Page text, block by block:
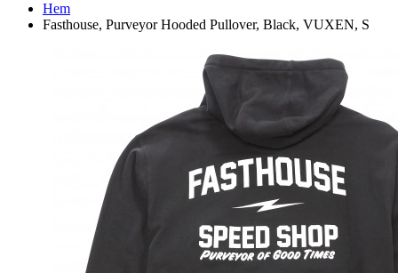
Hem
Fasthouse, Purveyor Hooded Pullover, Black, VUXEN, S